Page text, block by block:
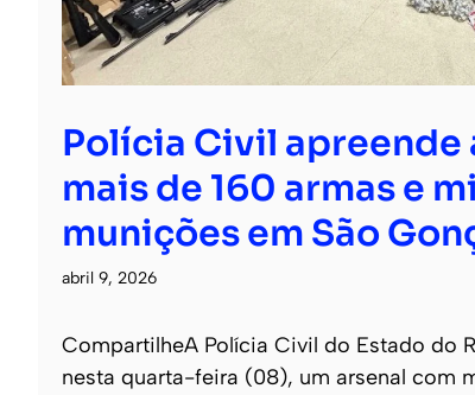
Polícia Civil apreende
mais de 160 armas e
munições em São
abril 9, 2026
CompartilheA Polícia Civil do Estado do
nesta quarta-feira (08), um arsenal com